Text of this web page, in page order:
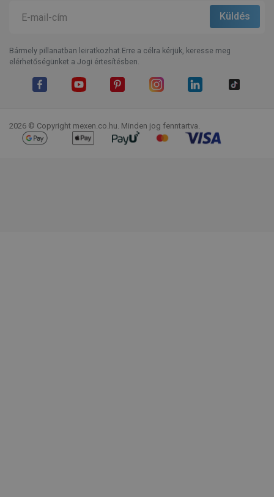
Bármely pillanatban leiratkozhat.Erre a célra kérjük, keresse meg
elérhetőségünket a Jogi értesítésben.
2026 © Copyright mexen.co.hu. Minden jog fenntartva.